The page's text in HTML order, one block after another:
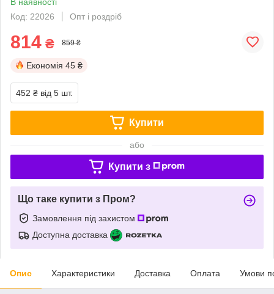
Код: 22026
Опт і роздріб
814 ₴ 859 ₴
Економія 45 ₴
452 ₴ від 5 шт.
Купити
або
Купити з
Що таке купити з Пром?
Замовлення під захистом
Доступна доставка
Опис Характеристики Доставка Оплата Умови